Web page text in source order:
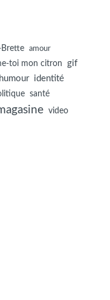
Brette amour
toi mon citron
gif
humour identité
santé
video